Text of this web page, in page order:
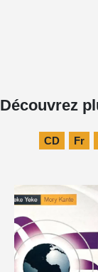
Découvrez
CD Fr